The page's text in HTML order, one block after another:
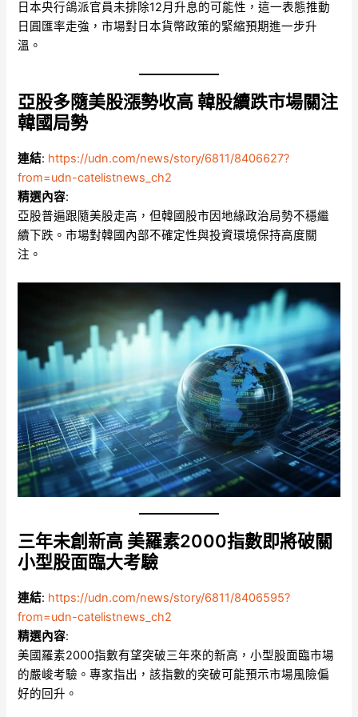
日本央行鴿派官員未排除12月升息的可能性，這一表態推動
日圓匯率走強，市場對日本貨幣政策的緊縮預期進一步升
溫。
亞股多隨美股漲勢收高 韓股續跌市場關注
韓國局勢
連結: https://udn.com/news/story/6811/8406627?
from=udn-catelistnews_ch2
精選內容:
亞股普遍跟隨美股走高，但韓國股市因地緣政治局勢不穩繼
續下跌。市場對韓國內部不確定性與投資環境保持高度關
注。
三年未創新高 美羅素2000指數即將破關
小型股面臨大考驗
連結: https://udn.com/news/story/6811/8406595?
from=udn-catelistnews_ch2
精選內容:
美國羅素2000指數有望突破三年來的新高，小型股面臨市場
的嚴峻考驗。專家指出，該指數的突破可能預示市場風險偏
好的回升。